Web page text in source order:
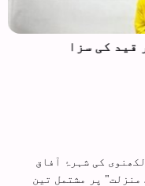
کی سزا
کی شہرۂ آفاق
منزلت" پر مشتمل تین